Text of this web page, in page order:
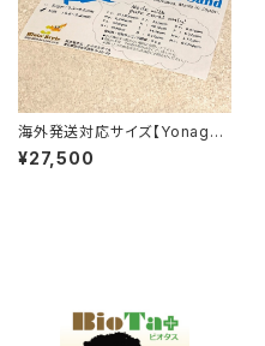
海外発送対応サイズ【Yonagun
i Aragonite Sand / size-Sal
t / 15kg】
¥27,500